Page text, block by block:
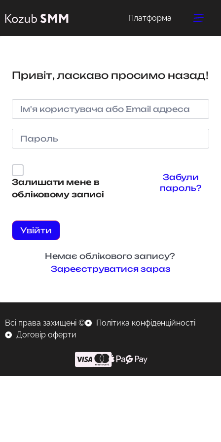
Платформа
Привіт, ласкаво просимо назад!
Залишати мене в
обліковому записі
Забули
пароль?
Увійти
Немає облікового запису?
Зареєструватися зараз
Всі права захищені ©
Політика конфіденційності
Договір оферти